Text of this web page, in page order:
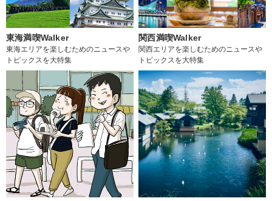
東海満喫Walker
東海エリアを楽しむためのニュースや
トピックスを大特集
関西満喫Walker
関西エリアを楽しむためのニュースや
トピックスを大特集